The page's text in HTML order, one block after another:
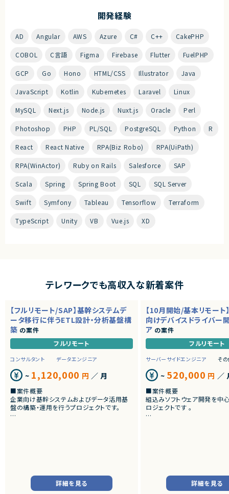
開発経験
AD Angular AWS Azure C# C++ CakePHP
COBOL C言語 Figma Firebase Flutter FuelPHP
GCP Go Hono HTML/CSS Illustrator Java
JavaScript Kotlin Kubernetes Laravel Linux
MySQL Next.js Node.js Nuxt.js Oracle Perl
Photoshop PHP PL/SQL PostgreSQL Python R
React React Native RPA(Biz Robo) RPA(UiPath)
RPA(WinActor) Ruby on Rails Salesforce SAP
Scala Spring Spring Boot SQL SQL Server
Swift Symfony Tableau Tensorflow Terraform
TypeScript Unity VB Vue.js XD
テレワークでも高収入な新着案件
【フルリモート/SAP】基幹システムデ
ータ移行に伴うETL設計・分析基盤構
築 の案件
フルリモート
コンサルタント データエンジニア
~ 1,120,000 円 ／ 月
■案件概要
企業向け基幹システムおよびデータ活用基
盤の構築・運用を行うプロジェクトです。
■業務内容
・SAP BWの既存データモデルおよび帳票出
詳細を見る
【10月開始/基本リモート
向けデバイスドライバー
ア の案件
フルリモート
サーバーサイドエンジニア そ
~ 520,000 円 ／
■案件概要
組込みソフトウェア開発を中
ロジェクトです 。
バーの開発
・ソフトウェア評価および不
詳細を見る